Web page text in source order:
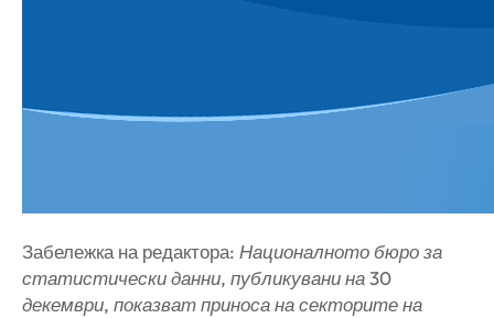
Забележка на редактора: Националното бюро за
статистически данни, публикувани на 30
декември, показват приноса на секторите на